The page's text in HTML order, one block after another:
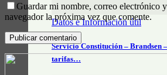
Datos e Información útil
Servicio Constitución – Brandsen
tarifas…
Guardar mi nombre, correo electrónico
navegador la próxima vez que comente.